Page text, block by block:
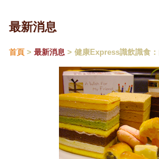
最新消息
首頁 > 最新消息 > 健康Express識飲識食